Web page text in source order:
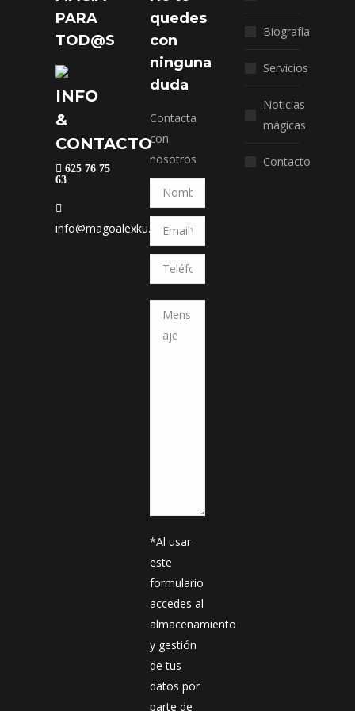
PARA
TOD@S
INFO
&
CONTACTO
625 76 75
63
info@magoalexku.com
quedes
con
ninguna
duda
Contacta
con
nosotros
*Al usar
este
formulario
accedes al
almacenamiento
y gestión
de tus
datos por
parte de
Biografía
Servicios
Noticias
mágicas
Contacto